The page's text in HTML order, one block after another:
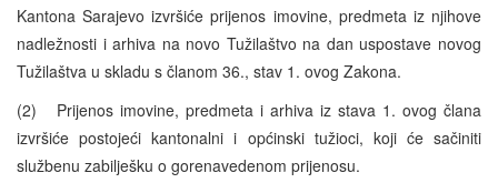
Kantona Sarajevo izvršiće prijenos imovine, predmeta iz njihove
nadležnosti i arhiva na novo Tužilaštvo na dan uspostave novog
Tužilaštva u skladu s članom 36., stav 1. ovog Zakona.
(2) Prijenos imovine, predmeta i arhiva iz stava 1. ovog člana
izvršiće postojeći kantonalni i općinski tužioci, koji će sačiniti
službenu zabilješku o gorenavedenom prijenosu.